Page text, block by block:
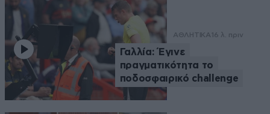
ΑΘΛΗΤΙΚΑ 16 λ. πριν
Γαλλία: Έγινε
πραγματικότητα το
ποδοσφαιρικό challenge